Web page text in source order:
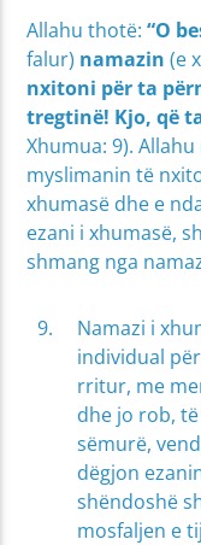
Allahu thotë:“O
falur) namazin(e
nxitoni për ta
tregtinë! Kjo, që
Xhumua: 9).
myslimanin të
xhumasë dhe e
ezani i xhumasë,
shmang nga
Namazi i
individual
rritur, me
dhe jo rob,
sëmurë,
dëgjon
shëndoshë
mosfaljen e